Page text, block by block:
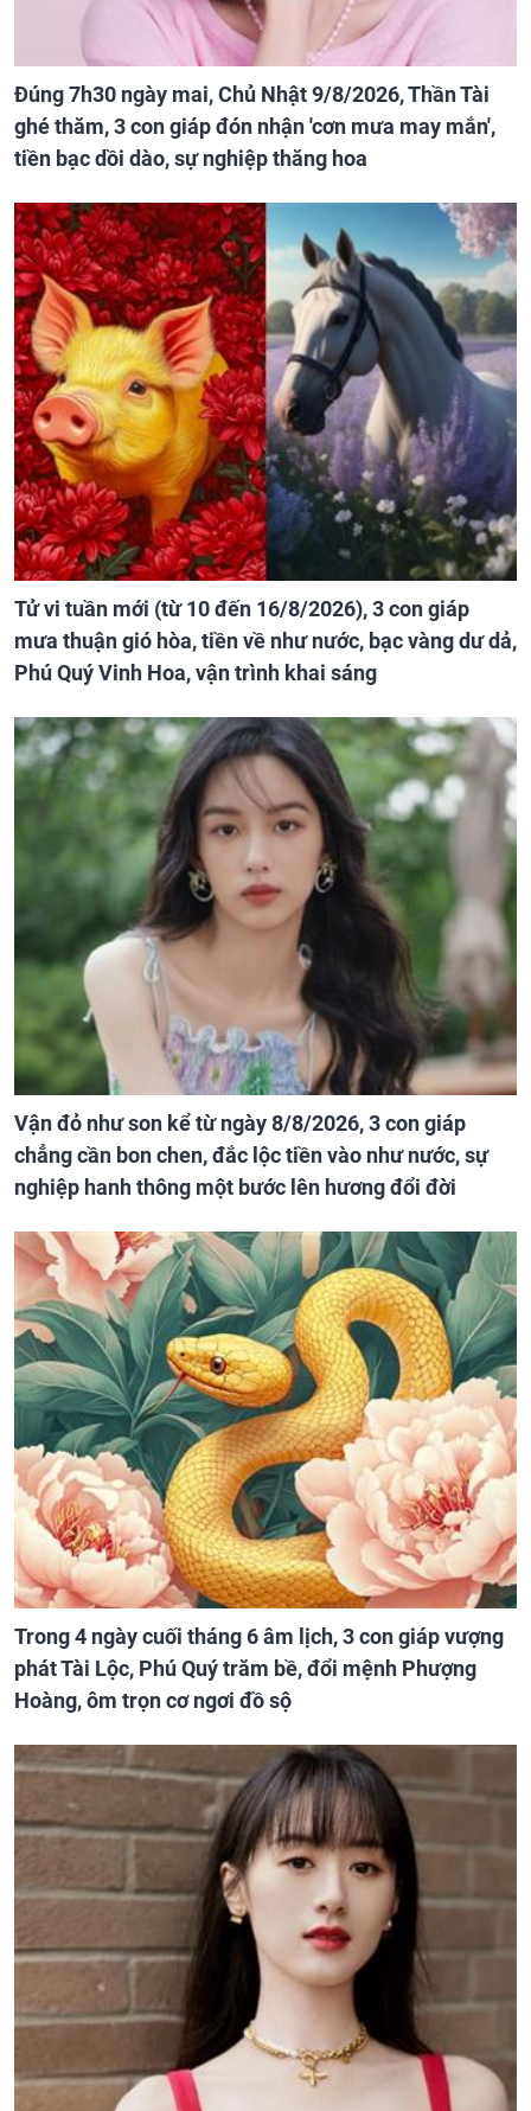
Đúng 7h30 ngày mai, Chủ Nhật 9/8/2026, Thần Tài
ghé thăm, 3 con giáp đón nhận 'cơn mưa may mắn',
tiền bạc dồi dào, sự nghiệp thăng hoa
Tử vi tuần mới (từ 10 đến 16/8/2026), 3 con giáp
mưa thuận gió hòa, tiền về như nước, bạc vàng dư dả,
Phú Quý Vinh Hoa, vận trình khai sáng
Vận đỏ như son kể từ ngày 8/8/2026, 3 con giáp
chẳng cần bon chen, đắc lộc tiền vào như nước, sự
nghiệp hanh thông một bước lên hương đổi đời
Trong 4 ngày cuối tháng 6 âm lịch, 3 con giáp vượng
phát Tài Lộc, Phú Quý trăm bề, đổi mệnh Phượng
Hoàng, ôm trọn cơ ngơi đồ sộ